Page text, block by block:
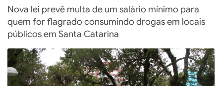
Nova lei prevê multa de um salário mínimo para
quem for flagrado consumindo drogas em locais
públicos em Santa Catarina